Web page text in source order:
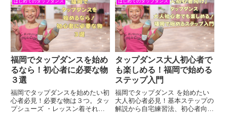
福岡でタップダンスを始め
るなら！初心者に必要な物
３選
福岡でタップダンスを始めたい初
心者必見！必要な物は３つ。タッ
プシューズ ・レッスン着それ
タップダンス大人初心者で
も楽しめる！福岡で始める
ステップ入門
福岡でタップダンス を始めたい
大人初心者必見！基本ステップの
解説から自宅練習法、初心者向け